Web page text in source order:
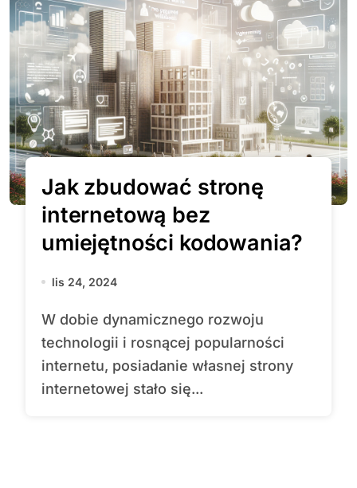
Jak zbudować stronę
internetową bez
umiejętności kodowania?
lis 24, 2024
W dobie dynamicznego rozwoju
technologii i rosnącej popularności
internetu, posiadanie własnej strony
internetowej stało się...